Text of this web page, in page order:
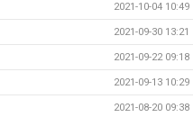
2021-10-04 10:49
2021-09-30 13:21
2021-09-22 09:18
2021-09-13 10:29
2021-08-20 09:38